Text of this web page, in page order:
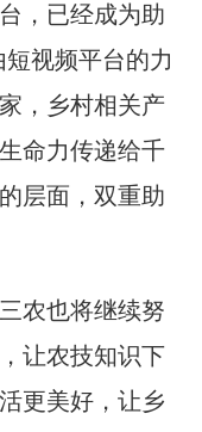
，已经成为助
视频平台的力
，乡村相关产
命力传递给千
层面，双重助
农也将继续努
让农技知识下
更美好，让乡